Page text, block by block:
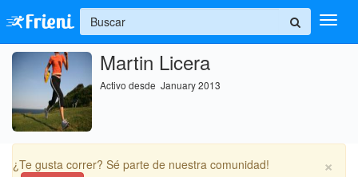
Ingresar
Inicio
Ayuda
+
Martin Licera
Activo desde January 2013
×
¿Te gusta correr? Sé parte de nuestra comunidad!